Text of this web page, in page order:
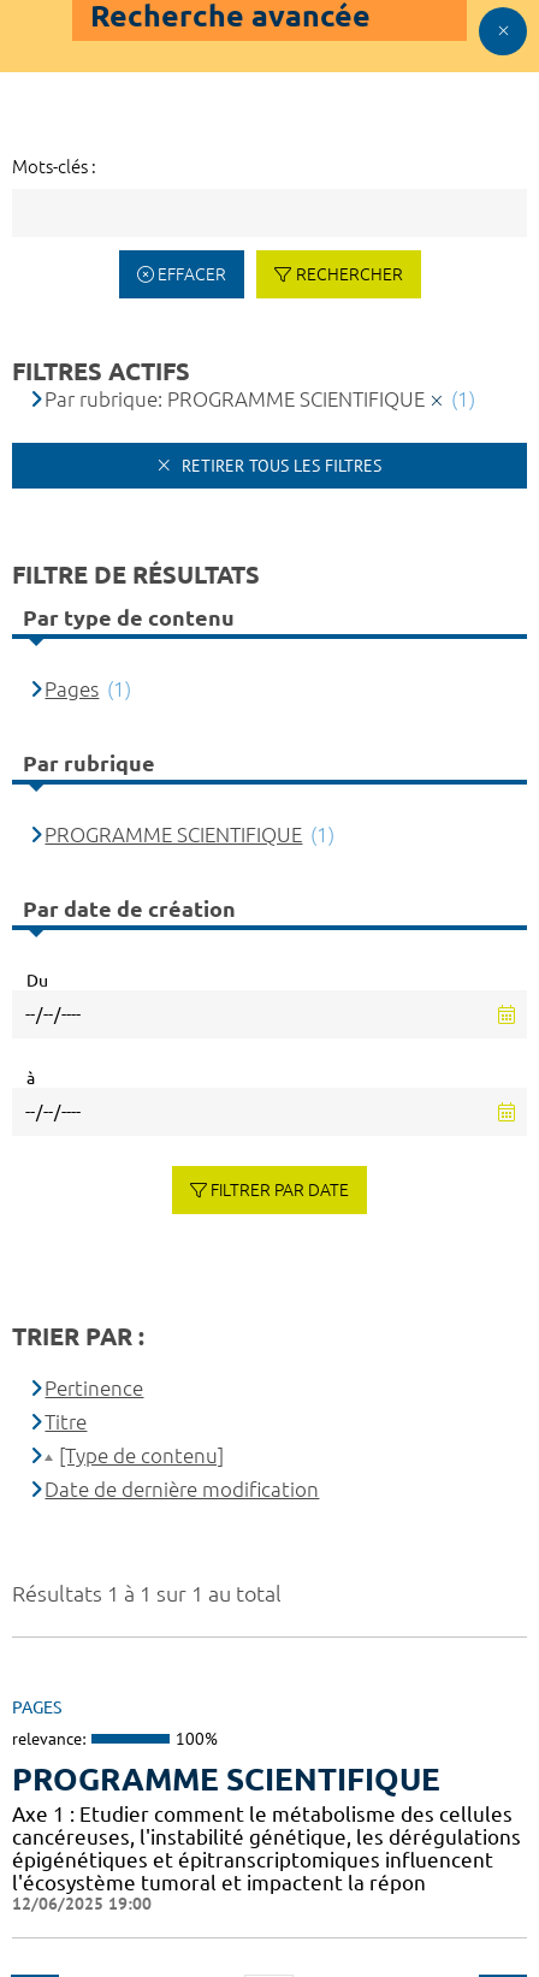
Recherche avancée
Mots-clés :
EFFACER RECHERCHER
Résultats 1 à 1 sur 1 au total
PAGES
relevance: 100%
PROGRAMME SCIENTIFIQUE
Axe 1 : Etudier comment le métabolisme des cellules
cancéreuses, l'instabilité génétique, les dérégulations
épigénétiques et épitranscriptomiques influencent
l'écosystème tumoral et impactent la répon
12/06/2025 19:00
FILTRES ACTIFS
Par rubrique: PROGRAMME SCIENTIFIQUE (1)
RETIRER TOUS LES FILTRES
FILTRE DE RÉSULTATS
Par type de contenu
Pages (1)
Par rubrique
PROGRAMME SCIENTIFIQUE (1)
Par date de création
Du
à
FILTRER PAR DATE
TRIER PAR :
Pertinence
Titre
[Type de contenu]
Date de dernière modification